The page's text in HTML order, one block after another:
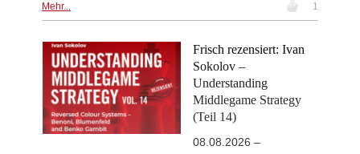
New Opening Trend
New Opening Trend
Vokhidov - Inarkiev (C84)
New Opening Trend
Atabayev - Anton Guijarro (B11)
New Opening Trend
Mehr... 1
Frisch rezensiert: Ivan
Sokolov –
Understanding
Middlegame Strategy
(Teil 14)
08.08.2026 –